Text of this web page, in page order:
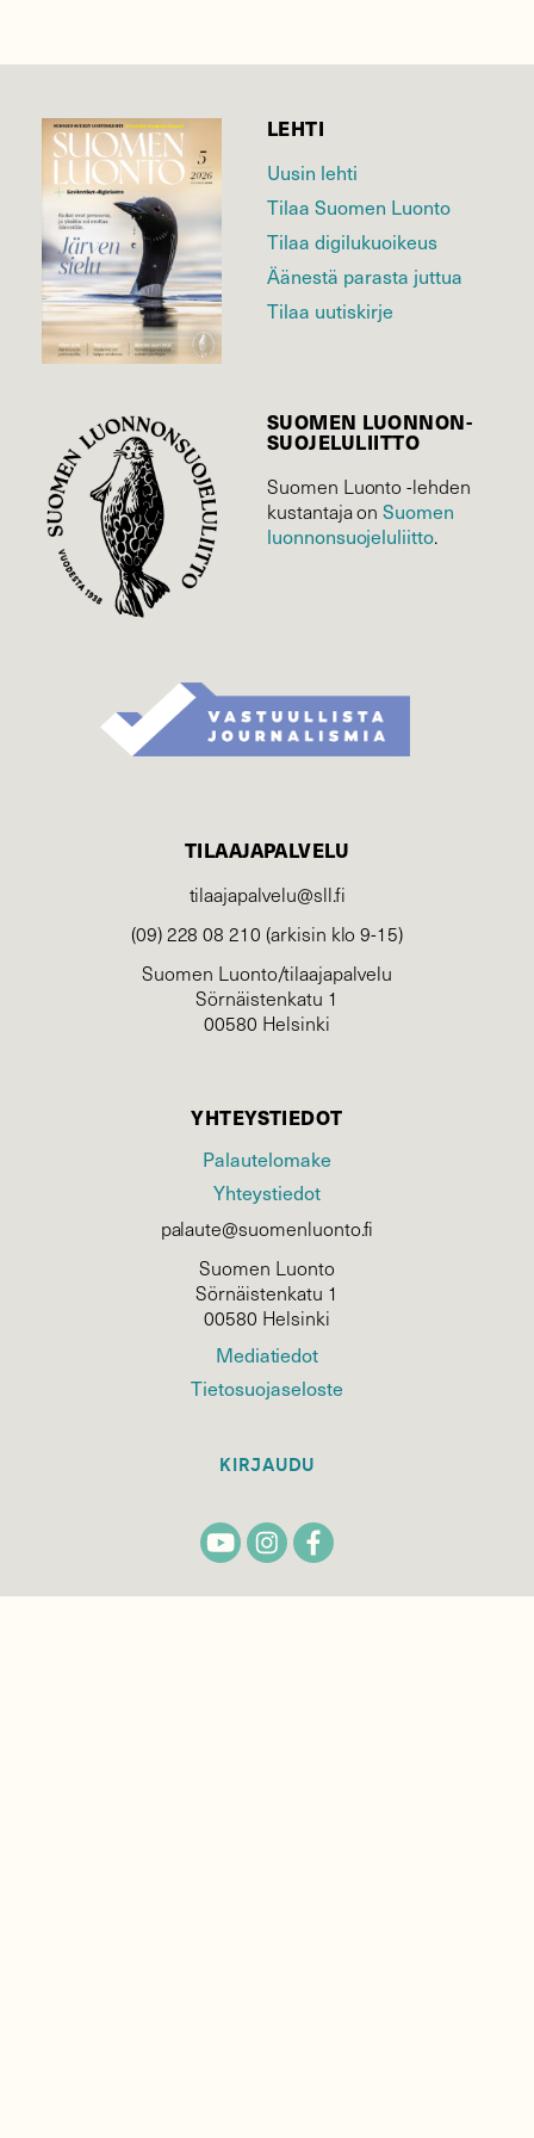
LEHTI
Uusin lehti
Tilaa Suomen Luonto
Tilaa digilukuoikeus
Äänestä parasta juttua
Tilaa uutiskirje
SUOMEN LUONNON­
SUOJELU­LIITTO
Suomen Luonto -lehden
kustantaja onSuomen
luonnonsuojelu­liitto.
TILAAJAPALVELU
tilaajapalvelu@sll.fi
(09) 228 08 210 (arkisin klo 9-15)
Suomen Luonto/tilaajapalvelu
Sörnäistenkatu 1
00580 Helsinki
YHTEYSTIEDOT
Palautelomake
Yhteystiedot
palaute@suomenluonto.fi
Suomen Luonto
Sörnäistenkatu 1
00580 Helsinki
Mediatiedot
Tietosuojaseloste
KIRJAUDU